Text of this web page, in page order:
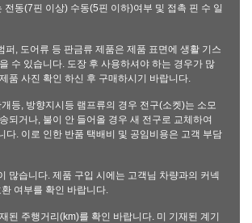
동(7핀 이상) 수동(5핀 이하)여부 및 접촉 핀 수 일
퍼, 도어류 등 판금류 제품은 제품 표면에 생활 기스
수 있습니다. 도장 후 사용하셔야 하는 경우가 많
품 사진 확인 하신 후 구매하시기 바랍니다.
등, 방향지시등 램프류의 경우 전구(소켓)는 소모
되거나, 불이 안 들어올 경우 새 전구로 교체하여
다. 이로 인한 반품 택배비 및 공임비용은 고객 부담
많습니다. 제품 구입 시에는 고객님 차량과의 커넥
여부를 확인 바랍니다.
된 주행거리(km)를 확인 바랍니다. 미 기재된 계기